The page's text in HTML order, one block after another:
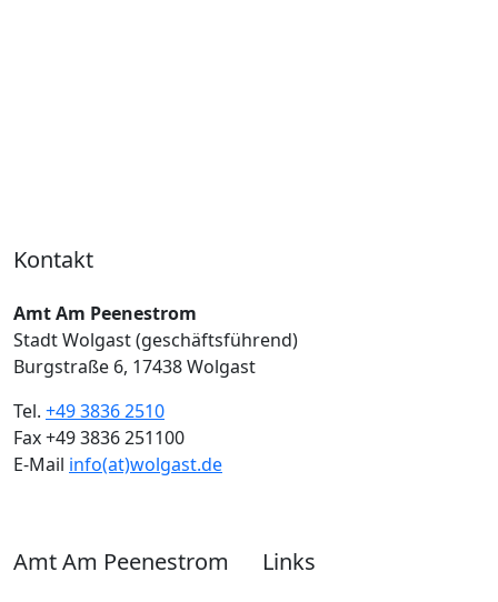
Kontakt
Amt Am Peenestrom
Stadt Wolgast (geschäftsführend)
Burgstraße 6, 17438 Wolgast
Tel. +49 3836 2510
Fax +49 3836 251100
E-Mail info(at)wolgast.de
Amt Am Peenestrom Links